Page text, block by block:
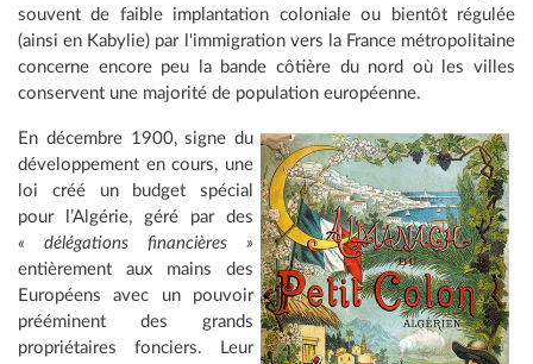
souvent de faible implantation coloniale ou bientôt régulée
(ainsi en Kabylie) par l'immigration vers la France métropolitaine
concerne encore peu la bande côtière du nord où les villes
conservent une majorité de population européenne.
En décembre 1900, signe du
développement en cours, une
loi créé un budget spécial
pour l’Algérie, géré par des
« délégations financières »
entièrement aux mains des
Européens avec un pouvoir
prééminent des grands
propriétaires fonciers. Leur